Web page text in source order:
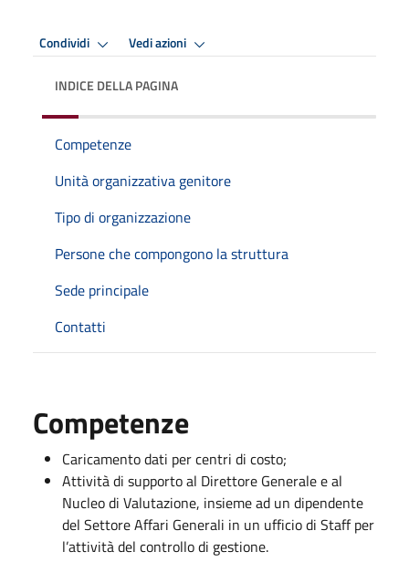
Condividi Vedi azioni
INDICE DELLA PAGINA
Competenze
Unità organizzativa genitore
Tipo di organizzazione
Persone che compongono la struttura
Sede principale
Contatti
Competenze
Caricamento dati per centri di costo;
Attività di supporto al Direttore Generale e al
Nucleo di Valutazione, insieme ad un dipendente
del Settore Affari Generali in un ufficio di Staff per
l’attività del controllo di gestione.